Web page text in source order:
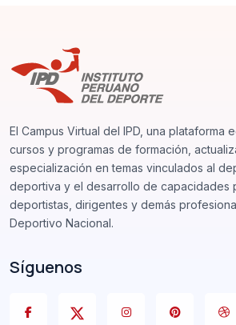
El Campus Virtual del IPD, una plataforma
cursos y programas de formación,
especialización en temas vinculados al
deportiva y el desarrollo de capacidades
deportistas, dirigentes y demás
Deportivo Nacional.
Síguenos